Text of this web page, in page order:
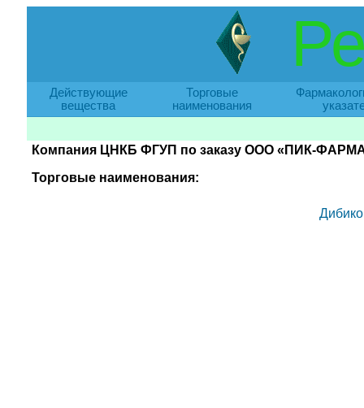
Действующие
вещества
Торговые
наименования
Компания ЦНКБ ФГУП по заказу ООО «ПИК-
Торговые наименования: